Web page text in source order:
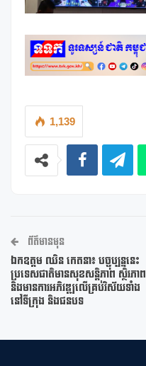
1,139
ព័ត៌មានមុន
ឯកឧត្តម ឈិន កេតនា៖ បច្ចុប្បន្ននេះ
ប្រទេសជាតិមានសុខសន្តិភាព ស្ថិរភាព
និងមានការអភិវឌ្ឍលើគ្រប់វិស័យទាំង
នៅទីក្រុង និងជនបទ